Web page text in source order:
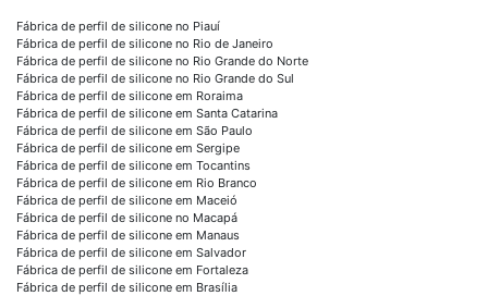
Fábrica de perfil de silicone no Piauí
Fábrica de perfil de silicone no Rio de Janeiro
Fábrica de perfil de silicone no Rio Grande do Norte
Fábrica de perfil de silicone no Rio Grande do Sul
Fábrica de perfil de silicone em Roraima
Fábrica de perfil de silicone em Santa Catarina
Fábrica de perfil de silicone em São Paulo
Fábrica de perfil de silicone em Sergipe
Fábrica de perfil de silicone em Tocantins
Fábrica de perfil de silicone em Rio Branco
Fábrica de perfil de silicone em Maceió
Fábrica de perfil de silicone no Macapá
Fábrica de perfil de silicone em Manaus
Fábrica de perfil de silicone em Salvador
Fábrica de perfil de silicone em Fortaleza
Fábrica de perfil de silicone em Brasília